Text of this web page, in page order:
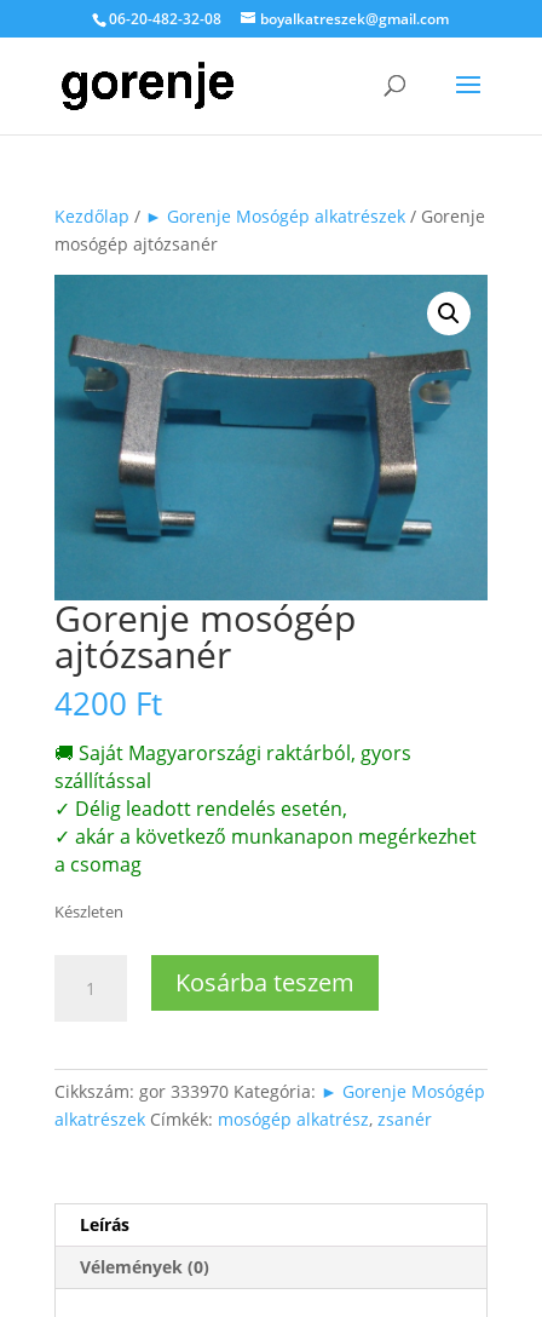
06-20-482-32-08 boyalkatreszek@gmail.com
Kezdőlap / ► Gorenje Mosógép alkatrészek/ Gorenje
mosógép ajtózsanér
Gorenje mosógép
ajtózsanér
4200 Ft
🚚 Saját Magyarországi raktárból, gyors
szállítással
✓ Délig leadott rendelés esetén,
✓ akár a következő munkanapon megérkezhet
a csomag
Készleten
mosógép
Kosárba teszem
Cikkszám: gor 333970 Kategória: ► Gorenje Mosógép
alkatrészek Címkék: mosógép alkatrész, zsanér
Leírás
Vélemények (0)